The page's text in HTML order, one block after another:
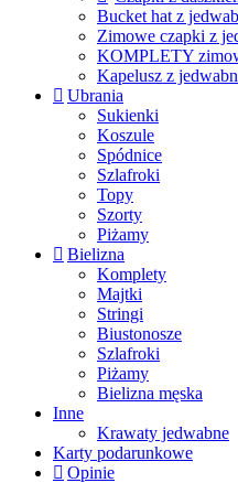
Bucket hat z
Zimowe czapki z
KOMPLETY
Kapelusz z
Ubrania
Sukienki
Koszule
Spódnice
Szlafroki
Topy
Szorty
Piżamy
Bielizna
Komplety
Majtki
Stringi
Biustonosze
Szlafroki
Piżamy
Bielizna męska
Inne
Krawaty jedwabne
Karty podarunkowe
Opinie